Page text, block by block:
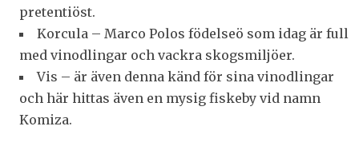
pretentiöst.
Korcula – Marco Polos födelseö som idag är full
med vinodlingar och vackra skogsmiljöer.
Vis – är även denna känd för sina vinodlingar
och här hittas även en mysig fiskeby vid namn
Komiza.